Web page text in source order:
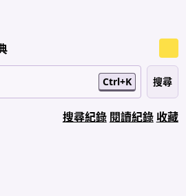
Ctrl+K
搜尋紀錄 閱讀紀錄 收藏